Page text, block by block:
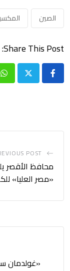
الصين
Share This Post:
POST
محافظ الأقصر
«مصر العليا»
«غولدمان